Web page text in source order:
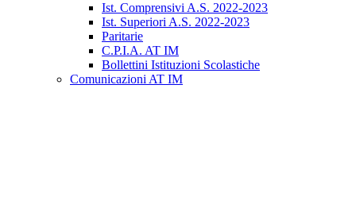
Ist. Comprensivi A.S. 2022-2023
Ist. Superiori A.S. 2022-2023
Paritarie
C.P.I.A. AT IM
Bollettini Istituzioni Scolastiche
Comunicazioni AT IM